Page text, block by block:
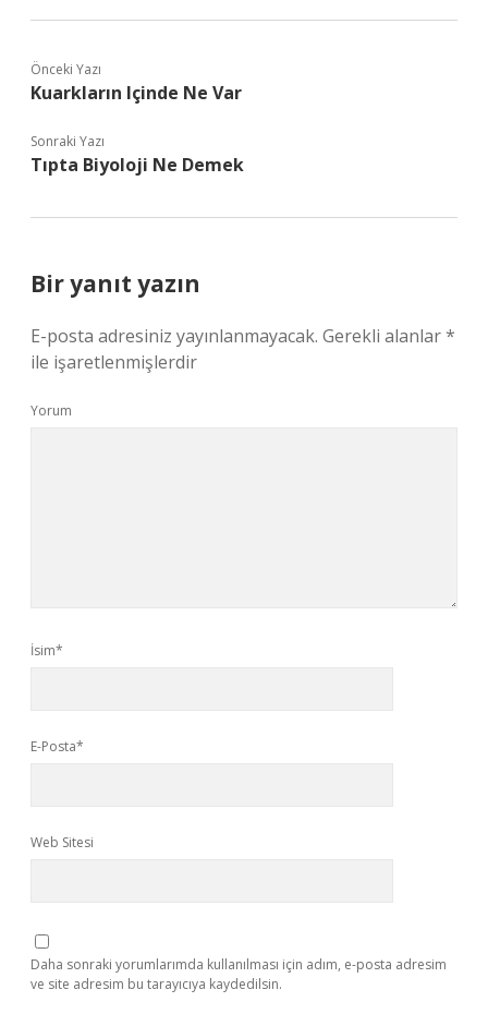
Önceki Yazı
Kuarkların Içinde Ne Var
Sonraki Yazı
Tıpta Biyoloji Ne Demek
Bir yanıt yazın
E-posta adresiniz yayınlanmayacak. Gerekli alanlar*
ile işaretlenmişlerdir
Yorum
İsim*
E-Posta*
Web Sitesi
Daha sonraki yorumlarımda kullanılması için adım, e-posta adresim
ve site adresim bu tarayıcıya kaydedilsin.